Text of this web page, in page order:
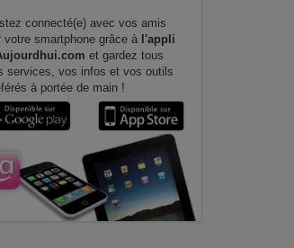
connecté(e) avec vos amis
votre smartphone grâce à l'appli
et gardez tous
services, vos infos et vos outils
à portée de main !